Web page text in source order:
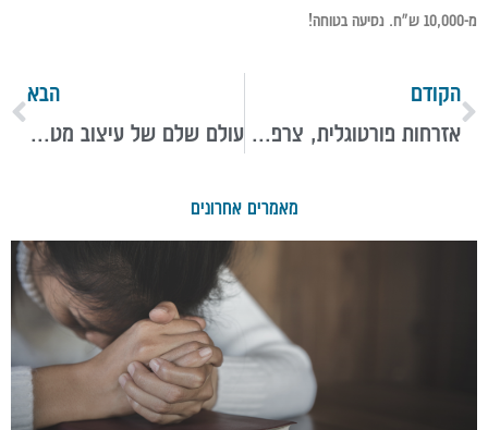
מ-10,000 ש"ח. נסיעה בטוחה!
הקודם
אזרחות פורטוגלית, צרפתית או אוסטרית: מהם היתרונות של דרכון אירופאי?
הבא
עולם שלם של עיצוב מטבחים: הכירו את מטבחי רגבה
מאמרים אחרונים